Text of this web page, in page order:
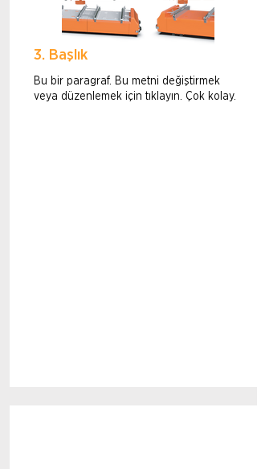
3. Başlık
Bu bir paragraf. Bu metni değiştirmek
veya düzenlemek için tıklayın. Çok kolay.